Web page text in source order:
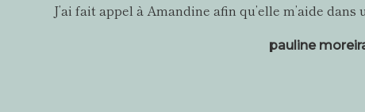
J’ai fait appel à Amandine afin qu’elle m’aide
pauline